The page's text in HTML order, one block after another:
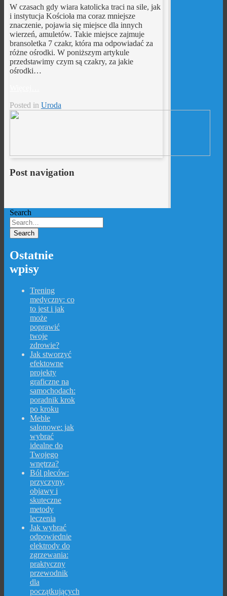
W czasach gdy wiara katolicka traci na sile, jak
i instytucja Kościoła ma coraz mniejsze
znaczenie, pojawia się miejsce dla innych
wierzeń, amuletów. Takie miejsce zajmuje
bransoletka 7 czakr, która ma odpowiadać za
różne ośrodki. W poniższym artykule
przedstawimy czym są czakry, za jakie
ośrodki…
Posted in Uroda
Post navigation
Search
Ostatnie
wpisy
Trening
medyczny: co
to jest i jak
może
poprawić
twoje
zdrowie?
Jak stworzyć
efektowne
projekty
graficzne na
samochodach:
poradnik krok
po kroku
Meble
salonowe: jak
wybrać
idealne do
Twojego
wnętrza?
Ból pleców:
przyczyny,
objawy i
skuteczne
metody
leczenia
Jak wybrać
odpowiednie
elektrody do
zgrzewania:
praktyczny
przewodnik
dla
początkujących